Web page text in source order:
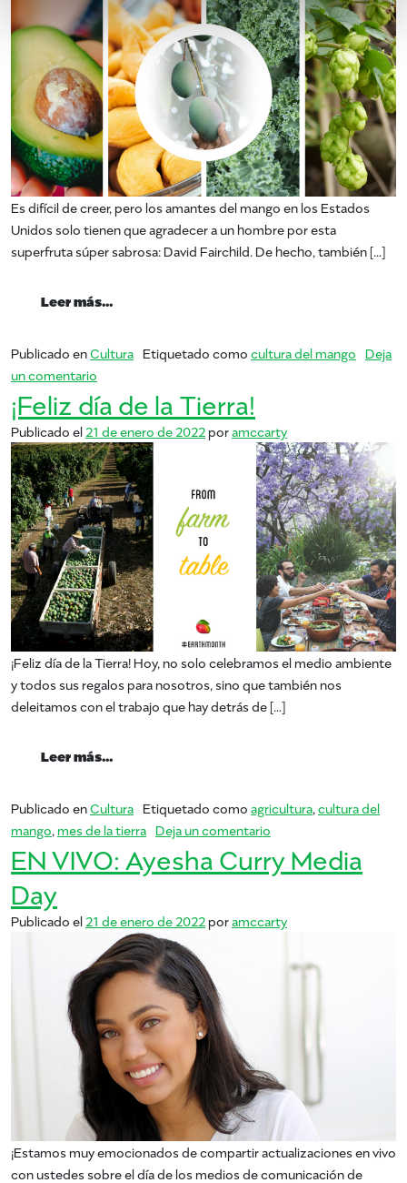
Es difícil de creer, pero los amantes del mango en los Estados
Unidos solo tienen que agradecer a un hombre por esta
superfruta súper sabrosa: David Fairchild. De hecho, también […]
Leer más…
Publicado enCultura Etiquetado como cultura del mango Deja
un comentario
¡Feliz día de la Tierra!
Publicado el 21 de enero de 2022poramccarty
¡Feliz día de la Tierra! Hoy, no solo celebramos el medio ambiente
y todos sus regalos para nosotros, sino que también nos
deleitamos con el trabajo que hay detrás de […]
Leer más…
Publicado enCultura Etiquetado como agricultura cultura del
mango mes de la tierra Deja un comentario
EN VIVO: Ayesha Curry Media
Day
Publicado el 21 de enero de 2022poramccarty
¡Estamos muy emocionados de compartir actualizaciones en vivo
con ustedes sobre el día de los medios de comunicación de